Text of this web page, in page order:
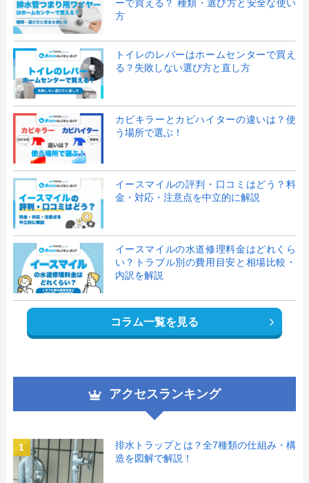
ーで買える？ 種類・選び方と安全な使い
方
トイレのレバーはホームセンターで買え
る？失敗しない選び方と直し方
カビキラーとカビハイターの違いは？使
う場所で選ぶ！
イースマイルの評判・口コミはどう？料
金・対応・注意点を中立的に解説
イースマイルの水道修理料金はどれくら
い？トラブル別の費用目安と相場比較・
内訳を解説
コラム一覧を見る
アクセスランキング
1
排水トラップとは？全7種類の仕組み・構
造を図解で解説！